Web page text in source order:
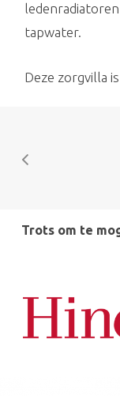
tapwater.
Deze zorgvilla
Trots om te